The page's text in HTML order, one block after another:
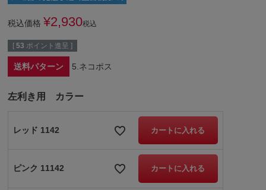
税込価格 ¥2,930税込
[ 53 ポイント進呈 ]
送料パターン 5.ネコポス
左利き用 カラー
レッド 1142 カートに入れる
ピンク 11142 カートに入れる